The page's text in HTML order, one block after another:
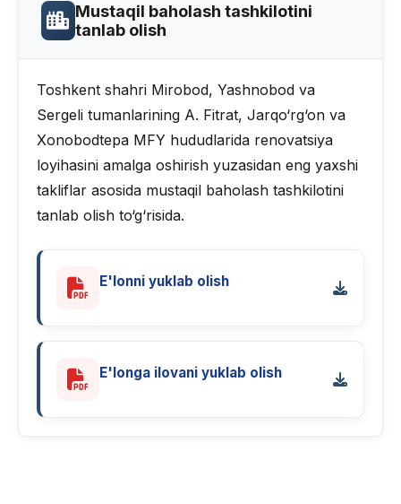
Mustaqil baholash tashkilotini
tanlab olish
Toshkent shahri Mirobod, Yashnobod va
Sergeli tumanlarining A. Fitrat, Jarqo‘rg‘on va
Xonobodtepa MFY hududlarida renovatsiya
loyihasini amalga oshirish yuzasidan eng yaxshi
takliflar asosida mustaqil baholash tashkilotini
tanlab olish to‘g‘risida.
E'lonni yuklab olish
E'longa ilovani yuklab olish